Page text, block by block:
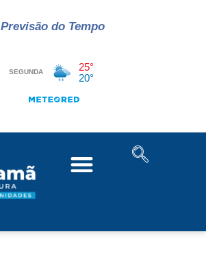
Previsão do Tempo